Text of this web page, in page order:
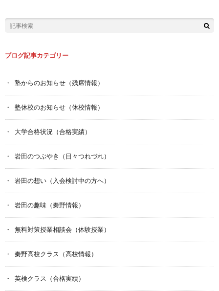
ブログ記事カテゴリー
塾からのお知らせ（残席情報）
塾休校のお知らせ（休校情報）
大学合格状況（合格実績）
岩田のつぶやき（日々つれづれ）
岩田の想い（入会検討中の方へ）
岩田の趣味（秦野情報）
無料対策授業相談会（体験授業）
秦野高校クラス（高校情報）
英検クラス（合格実績）